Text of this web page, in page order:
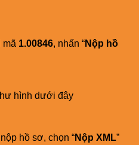
mã 1.00846, nhấn “Nộp hồ
hình dưới đây
hồ sơ, chọn “Nộp XML”